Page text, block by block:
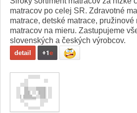
matracov po celej SR. Zdravotné
matrace, detské matrace, pružinové
matracov na mieru. Zastupujeme
slovenských a českých výrobcov.
detail +1e